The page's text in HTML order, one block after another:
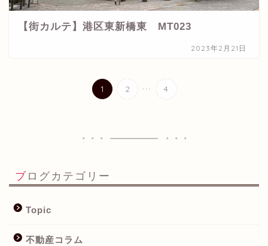
【街カルテ】港区東新橋東 MT023
2023年2月21日
1 2 ... 4
ブログカテゴリー
Topic
不動産コラム